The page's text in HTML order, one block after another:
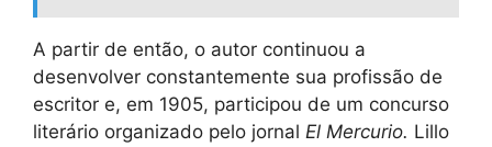
A partir de então, o autor continuou a
desenvolver constantemente sua profissão de
escritor e, em 1905, participou de um concurso
literário organizado pelo jornal El Mercurio. Lillo